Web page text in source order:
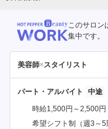
このサロン
集中です。
美容師×スタイリスト
パート・アルバイト
時給1,500円～2,500円
希望シフト制（週3～5